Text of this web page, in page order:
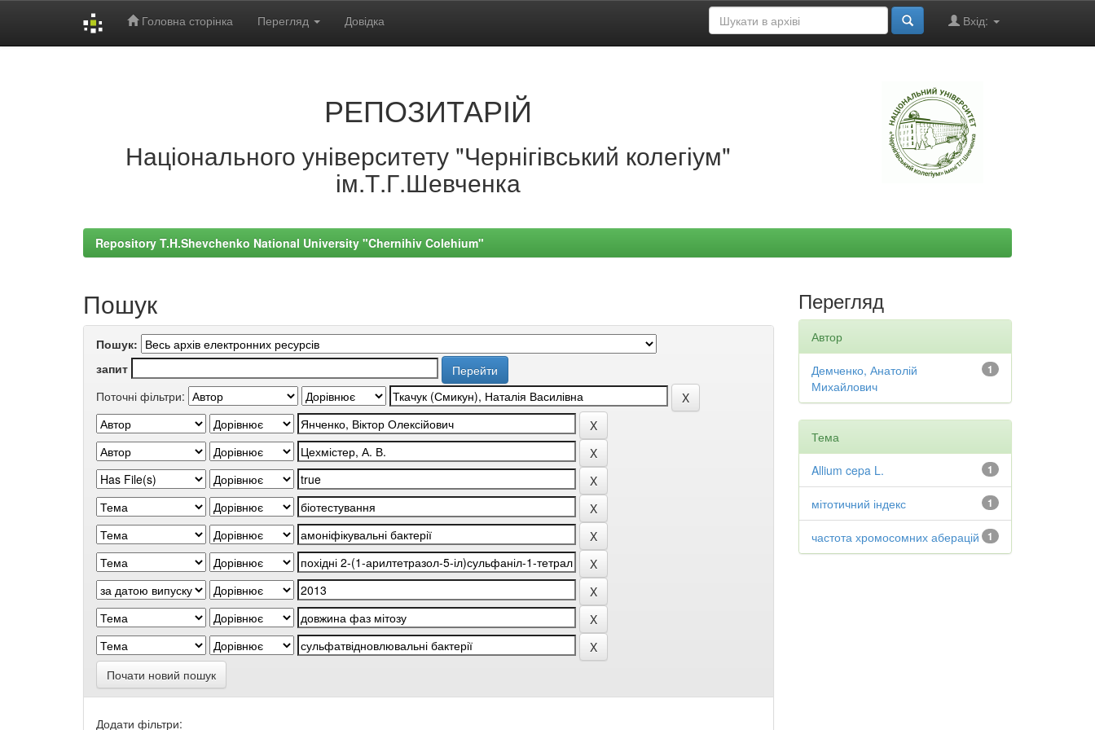
Головна сторінка Перегляд Довідка Вхід:
РЕПОЗИТАРІЙ
Національного університету "Чернігівський колегіум"
ім.Т.Г.Шевченка
Repository T.H.Shevchenko National University "Chernihiv Colehium"
Пошук
Пошук:
запит
Поточні фільтри:
Почати новий пошук
Додати фільтри:
Перегляд
Автор
1
Демченко, Анатолій
Михайлович
Тема
1
Allium cepa L.
1
мітотичний індекс
1
частота хромосомних аберацій